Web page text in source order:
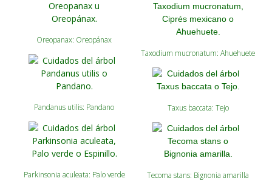
Oreopanax: Oreopánax
Pandanus utilis: Pandano
Parkinsonia aculeata: Palo verde
Taxodium mucronatum: Ahuehuete
Taxus baccata: Tejo
Tecoma stans: Bignonia amarilla